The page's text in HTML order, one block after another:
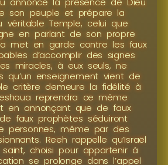
son peuple et prépare la
véritable Temple, celui que
en parlant de son propre
met en garde contre les faux
d’accomplir des signes
miracles, à eux seuls, ne
qu’un enseignement vient de
critère demeure la fidélité à
reprendra ce même
en annonçant que de faux
faux prophètes séduiront
personnes, même par des
Reeh rappelle qu’Israël
choisi pour appartenir à
se prolonge dans l’appel